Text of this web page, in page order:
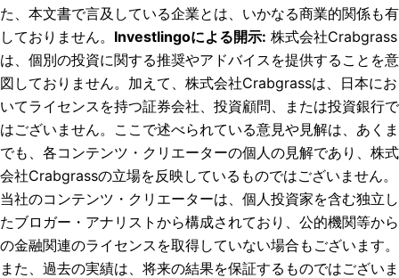
た、本文書で言及している企業とは、いかなる商業的関係も有
しておりません。 Investlingoによる開示: 株式会社Crabgrass
は、個別の投資に関する推奨やアドバイスを提供することを意
図しておりません。加えて、株式会社Crabgrassは、日本にお
いてライセンスを持つ証券会社、投資顧問、または投資銀行で
はございません。ここで述べられている意見や見解は、あくま
でも、各コンテンツ・クリエーターの個人の見解であり、株式
会社Crabgrassの立場を反映しているものではございません。
当社のコンテンツ・クリエーターは、個人投資家を含む独立し
たブロガー・アナリストから構成されており、公的機関等から
の金融関連のライセンスを取得していない場合もございます。
また、過去の実績は、将来の結果を保証するものではございま